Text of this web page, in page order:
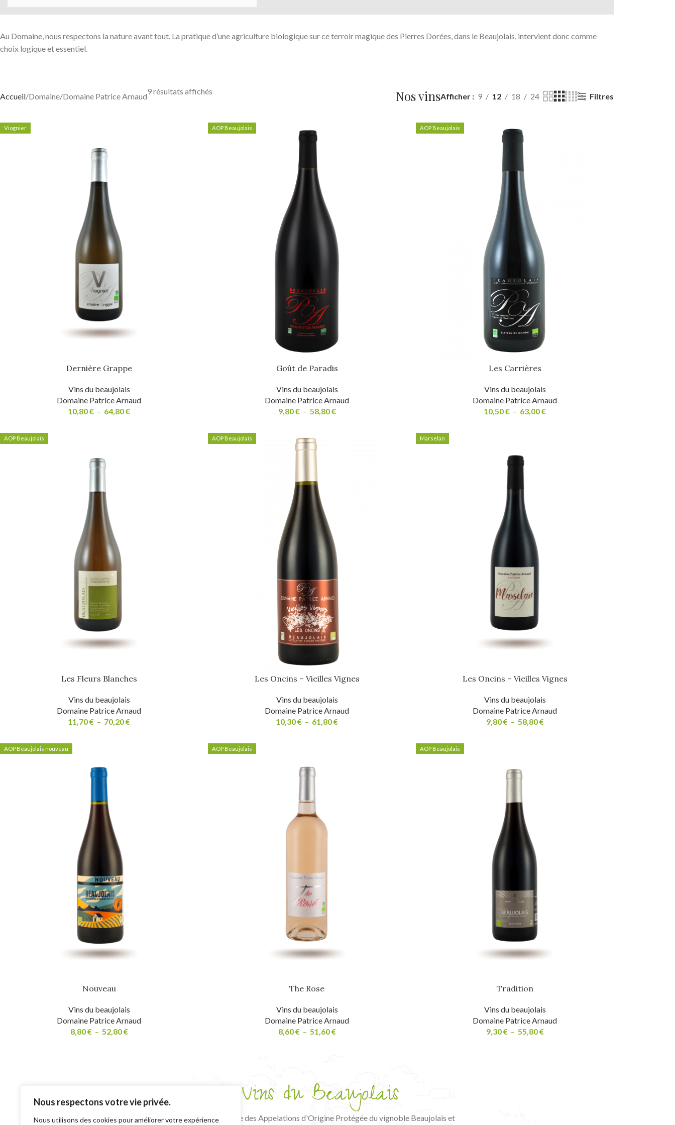
Nous respectons votre vie privée.
Nous utilisons des cookies pour améliorer votre expérience
Au Domaine, nous respectons la nature avant tout. La pratique d’une agriculture biologique sur ce terroir magique des Pierres Dorées, dans le Beaujolais, intervient donc comme
choix logique et essentiel.
Accueil Domaine Domaine Patrice Arnaud
9 résultats affichés Nos vinsAfficher 9 12 18 24 Filtres
Viognier
Dernière Grappe
Vins du beaujolais
Domaine Patrice Arnaud
10,80€ – 64,80€
AOP Beaujolais
Goût de Paradis
Vins du beaujolais
Domaine Patrice Arnaud
9,80€ – 58,80€
AOP Beaujolais
Les Carrières
Vins du beaujolais
Domaine Patrice Arnaud
10,50€ – 63,00€
AOP Beaujolais
Les Fleurs Blanches
Vins du beaujolais
Domaine Patrice Arnaud
11,70€ – 70,20€
AOP Beaujolais
Les Oncins – Vieilles Vignes
Vins du beaujolais
Domaine Patrice Arnaud
10,30€ – 61,80€
Marselan
Les Oncins – Vieilles Vignes
Vins du beaujolais
Domaine Patrice Arnaud
9,80€ – 58,80€
AOP Beaujolais nouveau
Nouveau
Vins du beaujolais
Domaine Patrice Arnaud
8,80€ – 52,80€
AOP Beaujolais
The Rose
Vins du beaujolais
Domaine Patrice Arnaud
8,60€ – 51,60€
AOP Beaujolais
Tradition
Vins du beaujolais
Domaine Patrice Arnaud
9,30€ – 55,80€
Structure représentative des Appelations d'Origine Protégée du vignoble Beaujolais et